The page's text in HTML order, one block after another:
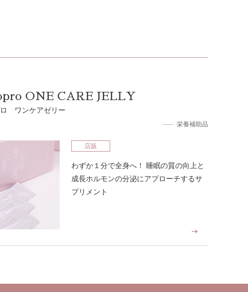
ONE CARE JELLY
ロ ワンケアゼリー
栄養補助品
店販
わずか１分で全身へ！ 睡眠の質の向上と
成長ホルモンの分泌にアプローチするサ
プリメント